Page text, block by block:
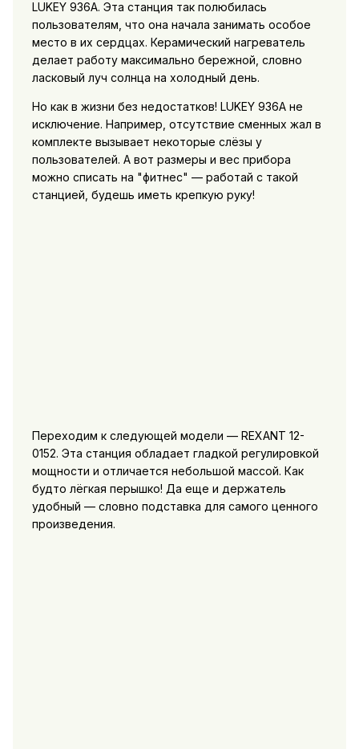
LUKEY 936A. Эта станция так полюбилась
пользователям, что она начала занимать особое
место в их сердцах. Керамический нагреватель
делает работу максимально бережной, словно
ласковый луч солнца на холодный день.
Но как в жизни без недостатков! LUKEY 936A не
исключение. Например, отсутствие сменных жал в
комплекте вызывает некоторые слёзы у
пользователей. А вот размеры и вес прибора
можно списать на "фитнес" — работай с такой
станцией, будешь иметь крепкую руку!
Переходим к следующей модели — REXANT 12-
0152. Эта станция обладает гладкой регулировкой
мощности и отличается небольшой массой. Как
будто лёгкая перышко! Да еще и держатель
удобный — словно подставка для самого ценного
произведения.